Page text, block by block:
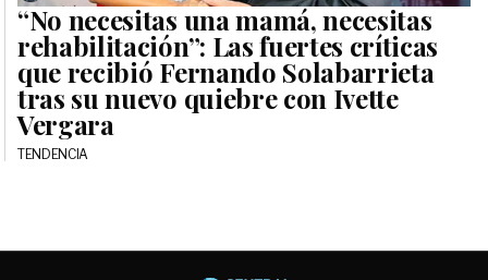
“No necesitas una mamá, necesitas
rehabilitación”: Las fuertes críticas
que recibió Fernando Solabarrieta
tras su nuevo quiebre con Ivette
Vergara
TENDENCIA